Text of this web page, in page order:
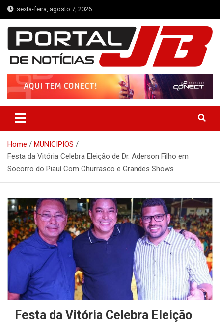
Skip
to
content
sexta-feira, agosto 7, 2026
Portal de Notícias JB
Notícias de Simplício Mendes e Região
Home
MUNICIPIOS
Festa da Vitória Celebra Eleição de Dr. Aderson Filho em
Socorro do Piauí Com Churrasco e Grandes Shows
Festa da Vitória Celebra Eleição